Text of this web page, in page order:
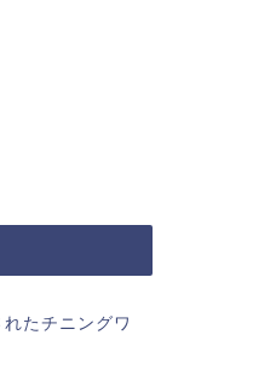
れたチニングワ